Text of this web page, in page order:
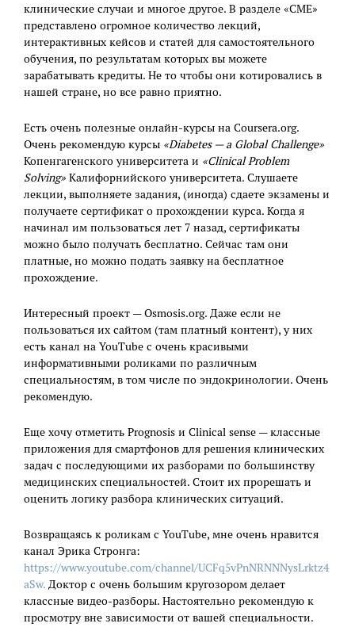
клинические случаи и многое другое. В разделе «CME»
представлено огромное количество лекций,
интерактивных кейсов и статей для самостоятельного
обучения, по результатам которых вы можете
зарабатывать кредиты. Не то чтобы они котировались в
нашей стране, но все равно приятно.
Есть очень полезные онлайн-курсы на Coursera.org.
Очень рекомендую курсы «Diabetes — a Global Challenge»
Копенгагенского университета и «Clinical Problem
Solving» Калифорнийского университета. Слушаете
лекции, выполняете задания, (иногда) сдаете экзамены и
получаете сертификат о прохождении курса. Когда я
начинал им пользоваться лет 7 назад, сертификаты
можно было получать бесплатно. Сейчас там они
платные, но можно подать заявку на бесплатное
прохождение.
Интересный проект — Osmosis.org. Даже если не
пользоваться их сайтом (там платный контент), у них
есть канал на YouTube с очень красивыми
информативными роликами по различным
специальностям, в том числе по эндокринологии. Очень
рекомендую.
Еще хочу отметить Prognosis и Clinical sense — классные
приложения для смартфонов для решения клинических
задач с последующими их разборами по большинству
медицинских специальностей. Стоит их прорешать и
оценить логику разбора клинических ситуаций.
Возвращаясь к роликам с YouTube, мне очень нравится
канал Эрика Стронга:
https://www.youtube.com/channel/UCFq5vPnNRNNNysLrktz4
aSw. Доктор с очень большим кругозором делает
классные видео-разборы. Настоятельно рекомендую к
просмотру вне зависимости от вашей специальности.